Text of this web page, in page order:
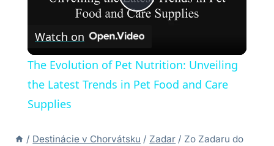
Play
Watch on
The Evolution of Pet Nutrition: Unveiling
the Latest Trends in Pet Food and Care
Supplies
/ Destinácie v Chorvátsku / Zadar / Zo Zadaru do